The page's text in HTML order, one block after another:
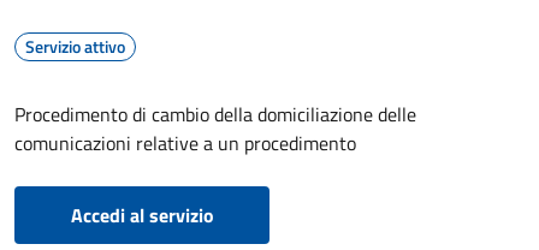
Servizio attivo
Procedimento di cambio della domiciliazione delle
comunicazioni relative a un procedimento
Accedi al servizio